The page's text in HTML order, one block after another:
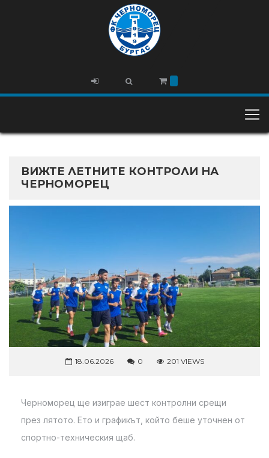
ВИЖТЕ ЛЕТНИТЕ КОНТРОЛИ НА
ЧЕРНОМОРЕЦ
18.06.2026 0 201 VIEWS
Черноморец ще изиграе шест контролни срещи
през лятото. Ето и графикът, който беше уточнен от
спортно-техническия щаб.